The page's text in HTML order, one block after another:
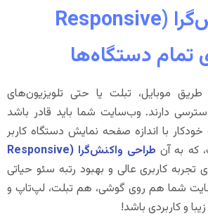
طراحی واکنش‌گرا (Responsive
طریق موبایل، تبلت یا حتی تلویزیون‌های
دارند. وب‌سایت شما باید قادر باشد
با اندازه صفحه نمایش دستگاه کاربر
که به آن
طراحی واکنش‌گرا (Responsive
تجربه کاربری عالی و بهبود رتبه سئو حیاتی
شما هم روی گوشی، هم تبلت، لپ‌تاپ و
و کاربردی باشد!